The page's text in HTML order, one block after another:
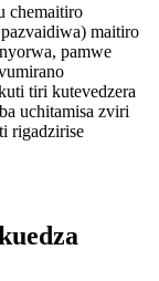
chemaitiro
maitiro
pamwe
tiri kutevedzera
uchitamisa zviri
rigadzirise